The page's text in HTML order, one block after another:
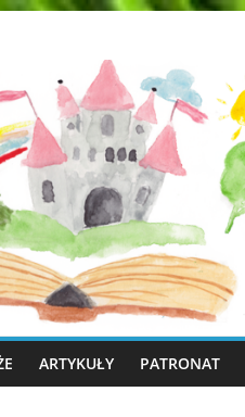
ARTYKUŁY PATRONAT